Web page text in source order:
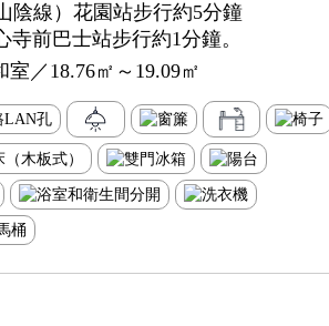
陰線）花園站步行約5分鐘
寺前巴士站步行約1分鐘。
／18.76㎡～19.09㎡